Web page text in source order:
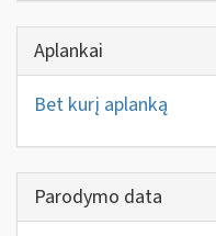
Aplankai
Bet kurį aplanką
Parodymo data